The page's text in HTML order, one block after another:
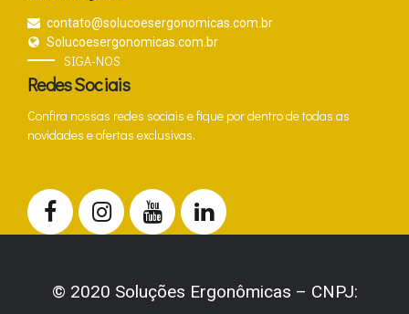
contato@solucoesergonomicas.com.br
Solucoesergonomicas.com.br
SIGA-NOS
Redes Sociais
Confira nossas redes sociais e fique por dentro de todas as
novidades e ofertas exclusivas.
© 2020 Soluções Ergonômicas – CNPJ: